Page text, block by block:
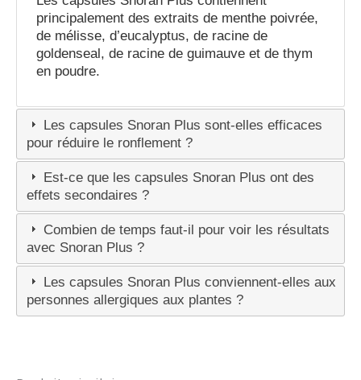
principalement des extraits de menthe poivrée,
de mélisse, d’eucalyptus, de racine de
goldenseal, de racine de guimauve et de thym
en poudre.
Les capsules Snoran Plus sont-elles efficaces
pour réduire le ronflement ?
Est-ce que les capsules Snoran Plus ont des
effets secondaires ?
Combien de temps faut-il pour voir les résultats
avec Snoran Plus ?
Les capsules Snoran Plus conviennent-elles aux
personnes allergiques aux plantes ?